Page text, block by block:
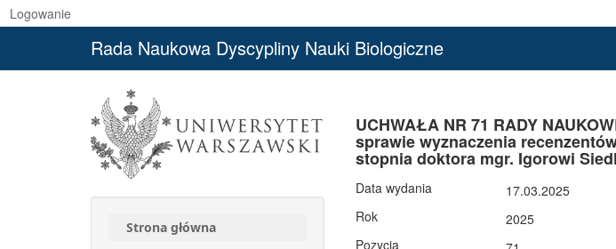
Logowanie
Rada Naukowa Dyscypliny Nauki Biologiczne
Strona główna
UCHWAŁA NR 71 RADY
sprawie wyznaczenia
stopnia doktora mgr. Igorowi
Data wydania
17.03.2025
Rok
2025
Pozycja